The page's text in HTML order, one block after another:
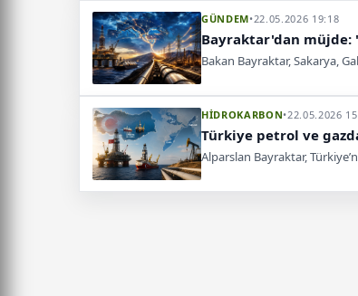
GÜNDEM•22.05.2026 19:18
Bayraktar'dan müjde:
Bakan Bayraktar, Sakarya,
HİDROKARBON•22.05.2026
Türkiye petrol ve
Alparslan Bayraktar,